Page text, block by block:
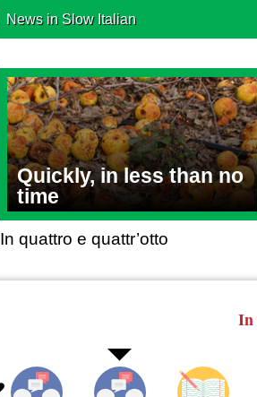
News in Slow Italian
Quickly, in less than no
time
In quattro e quattr’otto
In